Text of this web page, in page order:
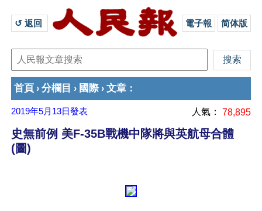
↺ 返回 電子報 简体版
首頁 › 分欄目 › 國際› 文章 ：
2019年5月13日發表 人氣： 78,895
史無前例 美F-35B戰機中隊將與英航母合體
(圖)